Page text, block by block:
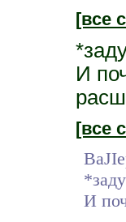
[все
И
[все
И